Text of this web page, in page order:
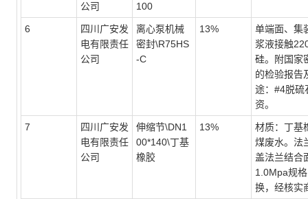
公司
100
6
四川广安发
电有限责任
公司
离心泵机械
密封\R75HS
-C
13%
单端面、集
浆液接触
硅。附国家
的检验报告
途：#4脱硫
资。
7
四川广安发
电有限责任
公司
伸缩节\DN1
00*140\丁基
橡胶
13%
材质：丁基
煤废水。法
盖法兰结合
1.0Mpa规
换，经核实